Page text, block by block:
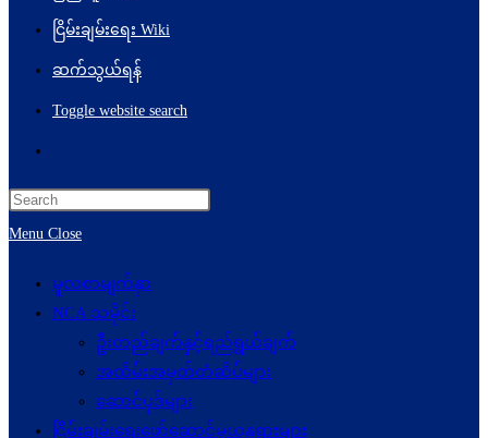
ငြိမ်းချမ်းရေး Wiki
ဆက်သွယ်ရန်
Toggle website search
Menu Close
မူလစာမျက်နှာ
NCA သမိုင်း
ဦးတည်ချက်နှင့်ရည်ရွယ်ချက်
အထိမ်းအမှတ်တံဆိပ်များ
ဆောင်ပုဒ်များ
ငြိမ်းချမ်းရေးဖော်‌ဆောင်မှုယန္တရားများ